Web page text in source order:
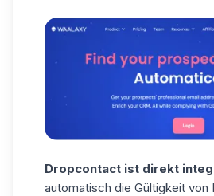
Dropcontact ist direkt
automatisch die Gültigkeit von